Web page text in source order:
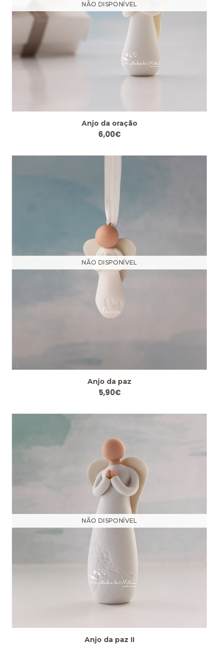
NÃO DISPONÍVEL
Anjo da oração
6,00€
NÃO DISPONÍVEL
Anjo da paz
5,90€
NÃO DISPONÍVEL
Anjo da paz II